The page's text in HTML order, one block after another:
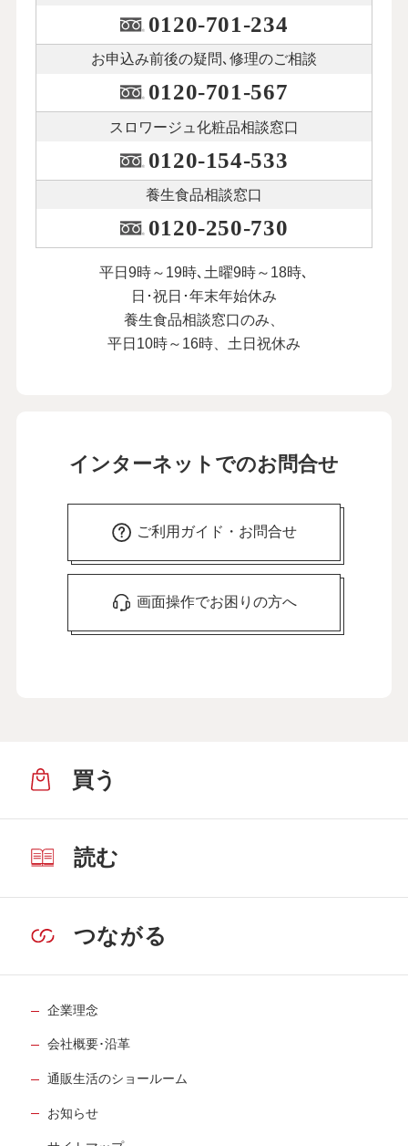
0120-701-234
お申込み前後の疑問､修理のご相談
0120-701-567
スロワージュ化粧品相談窓口
0120-154-533
養生食品相談窓口
0120-250-730
平日9時～19時､土曜9時～18時､
日･祝日･年末年始休み
養生食品相談窓口のみ、
平日10時～16時、土日祝休み
インターネットでのお問合せ
ご利用ガイド・お問合せ
画面操作でお困りの方へ
買う
読む
つながる
企業理念
会社概要･沿革
通販生活のショールーム
お知らせ